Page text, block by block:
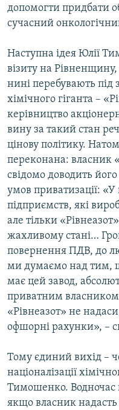
допомогти придбати
сучасний
Наступна ідея Юлії
візиту на
нині перебувають під
хімічного гіганта –
керівництво
вину за такий стан
цінову політику.
переконана: власник
свідомо доводить
умов приватизації:
підприємств, які
але тільки
жахливому стані…
повернення ПДВ, до
ми думаємо над тим,
має цей завод,
приватним
«Рівнеазот» не
офшорні рахунки», –
Тому єдиний вихід –
націоналізації
Тимошенко. Водночас
якщо власник